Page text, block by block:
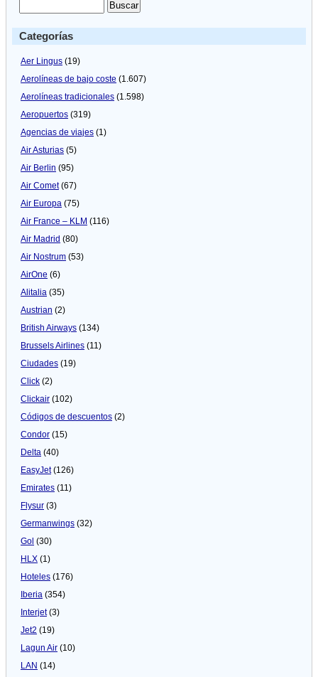
Categorías
Aer Lingus (19)
Aerolíneas de bajo coste (1.607)
Aerolíneas tradicionales (1.598)
Aeropuertos (319)
Agencias de viajes (1)
Air Asturias (5)
Air Berlin (95)
Air Comet(67)
Air Europa (75)
Air France – KLM (116)
Air Madrid (80)
Air Nostrum (53)
AirOne (6)
Alitalia (35)
Austrian (2)
British Airways (134)
Brussels Airlines (11)
Ciudades (19)
Click (2)
Clickair (102)
Códigos de descuentos (2)
Condor (15)
Delta (40)
EasyJet(126)
Emirates (11)
Flysur (3)
Germanwings (32)
Gol (30)
HLX (1)
Hoteles (176)
Iberia (354)
Interjet(3)
Jet2 (19)
Lagun Air (10)
LAN (14)